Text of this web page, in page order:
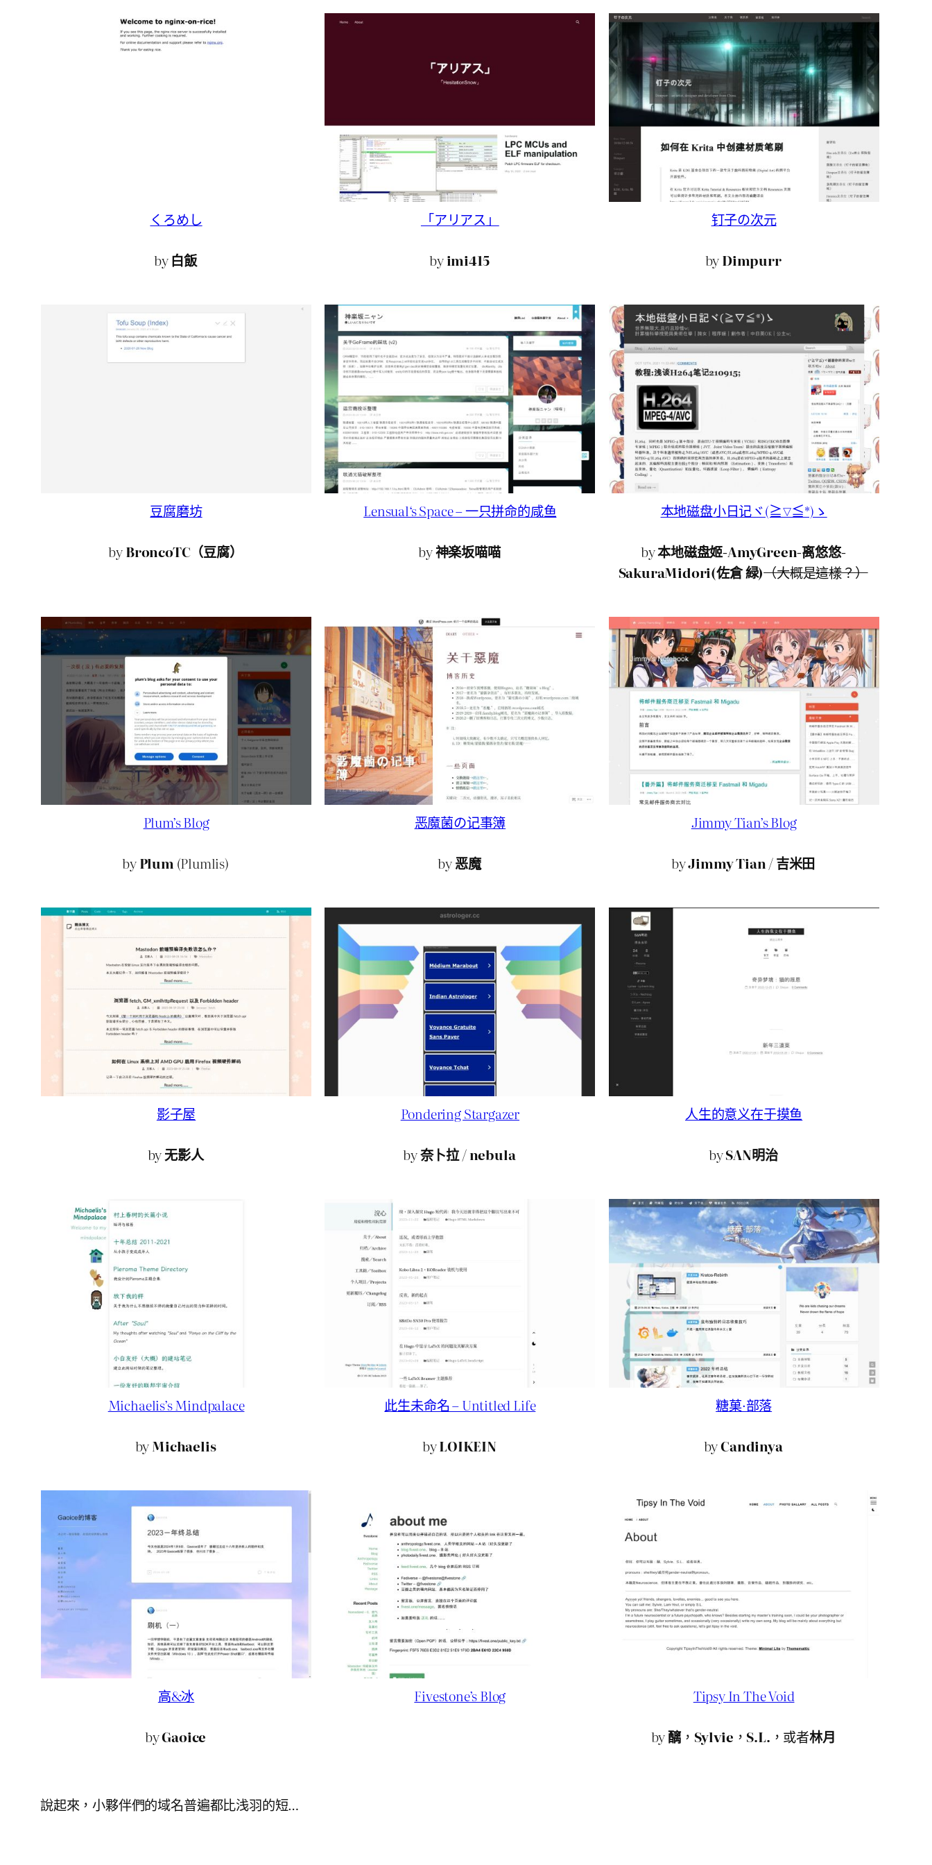
くろめし
by白飯
「アリアス」
byimi415
钉子の次元
byDimpurr
豆腐磨坊
byBroncoTC（豆腐）
Lensual‘s Space – 一只拼命的咸鱼
by神楽坂喵喵
本地磁盘小日记ヾ(≧▽≦*)ゝ
by本地磁盘姬-AmyGreen-离悠悠-
SakuraMidori(佐倉 緑)（大概是這樣？）
Plum’s Blog
byPlum (Plumlis)
恶魔菌の记事簿
by恶魔
Jimmy Tian’s Blog
byJimmy Tian/吉米田
影子屋
by无影人
Pondering Stargazer
by奈卜拉/nebula
人生的意义在于摸鱼
bySΛN明治
Michaelis’s Mindpalace
byMichaelis
此生未命名 – Untitled Life
byLOIKEIN
糖菓·部落
byCandinya
高&冰
byGaoice
Fivestone’s Blog Tipsy In The Void
by醨， Sylvie ， S.L. ，或者林月
說起來，小夥伴們的域名普遍都比浅羽的短…